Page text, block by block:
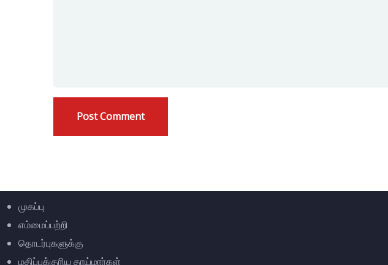
முகப்பு
எம்மைப்பற்றி
தொடர்புகளுக்கு
மதிப்புக்குரிய தாய்மார்கள்